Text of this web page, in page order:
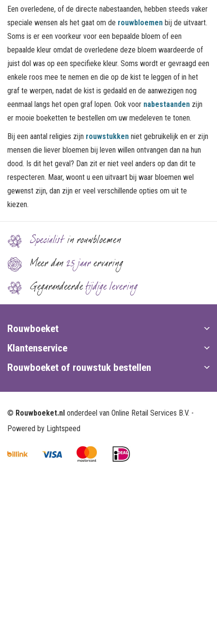
Een overledene, of de directe nabestaanden, hebben steeds vaker
speciale wensen als het gaat om de rouwbloemen bij de uitvaart.
Soms is er een voorkeur voor een bepaalde bloem of een
bepaalde kleur omdat de overledene deze bloem waardeerde of
juist dol was op een specifieke kleur. Soms wordt er gevraagd een
enkele roos mee te nemen en die op de kist te leggen of in het
graf te werpen, nadat de kist is gedaald en de aanwezigen nog
eenmaal langs het open graf lopen. Ook voor nabestaanden zijn
er mooie boeketten te bestellen om uw medeleven te tonen.
Bij een aantal religies zijn rouwstukken niet gebruikelijk en er zijn
mensen die liever bloemen bij leven willen ontvangen dan na hun
dood. Is dit het geval? Dan zit er niet veel anders op dan dit te
respecteren. Maar, woont u een uitvaart bij waar bloemen wel
gewenst zijn, dan zijn er veel verschillende opties om uit te
kiezen.
Specialistin rouwbloemen
Meer dan25 jaarervaring
Gegarandeerdetijdige levering
Rouwboeket
Klantenservice
Rouwboeket of rouwstuk bestellen
© Rouwboeket.nl onderdeel van Online Retail Services B.V. -
Powered by Lightspeed